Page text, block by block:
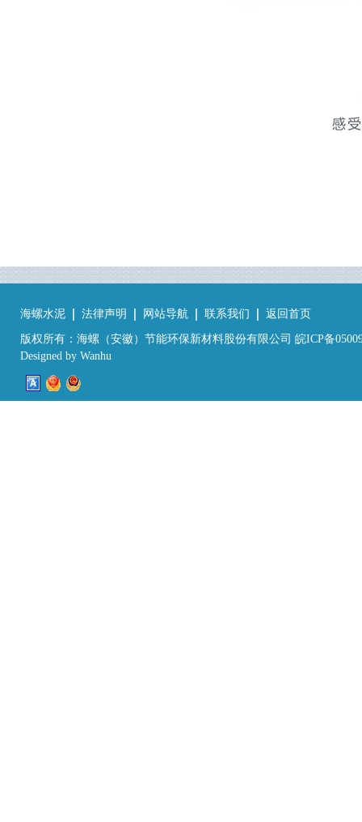
海螺水泥 法律声明 网站导航 联系我们 返回首页
版权所有：海螺（安徽）节能环保新材料股份有限公司 皖ICP备
Designed by Wanhu